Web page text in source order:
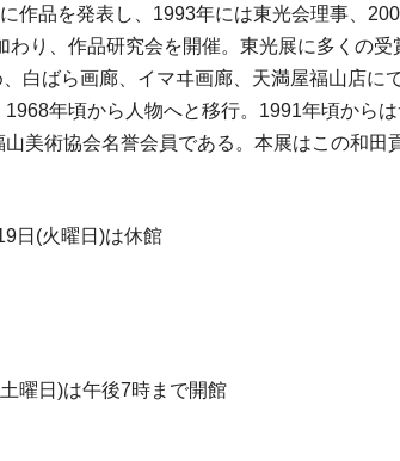
作品を発表し、1993年には東光会理事、
り、作品研究会を開催。東光展に多くの
白ばら画廊、イマヰ画廊、天満屋福山店に
年頃から人物へと移行。1991年頃から
美術協会名誉会員である。本展はこの和田
日(火曜日)は休館
曜日)は午後7時まで開館